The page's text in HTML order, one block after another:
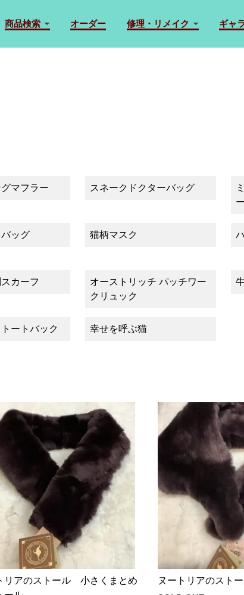
商品検索 オーダー 修理・リメイク ギャ
マフラー スネークドクターバッグ
ッグ 猫柄マスク
カーフ
オーストリッチ パッチワー
クリュック
ートバック 幸せを呼ぶ猫
リアのストール 小さくまとめ
ヌートリアのスト